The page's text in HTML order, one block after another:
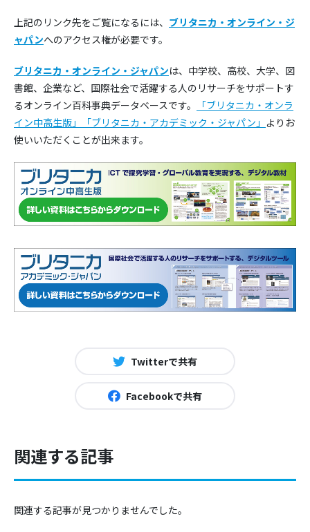
上記のリンク先をご覧になるには、 ブリタニカ・オンライン・ジ
ャパンへのアクセス権が必要です。
ブリタニカ・オンライン・ジャパンは、中学校、高校、大学、図
書館、企業など、国際社会で活躍する人のリサーチをサポートす
るオンライン百科事典データベースです。
「ブリタニカ・オンラ
イン中高生版」
「ブリタニカ・アカデミック・ジャパン」 よりお
使いいただくことが出来ます。
Twitterで共有
Facebookで共有
関連する記事
関連する記事が見つかりませんでした。